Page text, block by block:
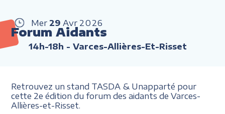
Mer 29 Avr 2026
Forum Aidants
14h-18h - Varces-Allières-Et-Risset
Retrouvez un stand TASDA & Unapparté pour
cette 2e édition du forum des aidants de Varces-
Allières-et-Risset.